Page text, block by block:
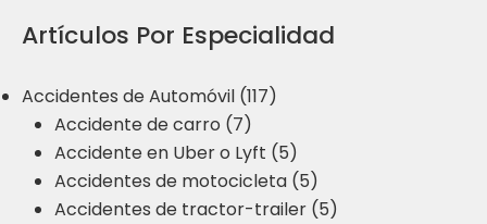
Artículos Por Especialidad
Accidentes de Automóvil (117)
Accidente de carro (7)
Accidente en Uber o Lyft (5)
Accidentes de motocicleta (5)
Accidentes de tractor-trailer (5)